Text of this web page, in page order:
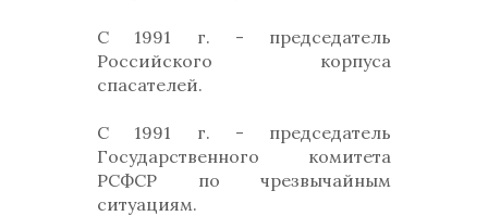
С 1991 г. - председатель
Российского корпуса
спасателей.
С 1991 г. - председатель
Государственного комитета
РСФСР по чрезвычайным
ситуациям.